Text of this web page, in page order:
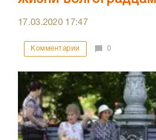
17.03.2020 17:47
Комментарии 0